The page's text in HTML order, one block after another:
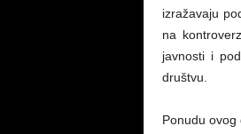
izražavaju
na
javnosti i
društvu.
Ponudu